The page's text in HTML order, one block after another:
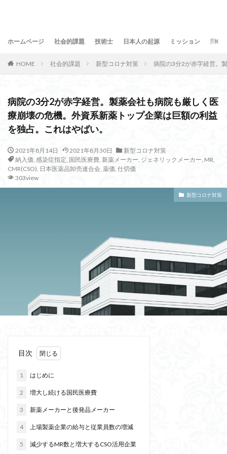
ホームページ 社会的課題 技術士 日本人の起源 ミッション 問合
HOME 社会的課題 新型コロナ対策 病院の3分2が赤字経営。
病院の3分2が赤字経営。製薬会社も病院も厳しく医
療崩壊の危機。外資系新薬トップ企業は巨額の利益
を独占。これはやばい。
2021年8月14日 2021年8月30日
新型コロナ対策
納入価, 感染症指定, 国民医療費, 新薬メーカー, ジェネリックメーカー, MR,
CMR(CSO), 日本医薬品卸売連合会, 薬価, 仕切価
303view
新型コロナ対策
目次
1 はじめに
2 増大し続ける国民医療費
3 新薬メーカーと後発品メーカー
4 上場製薬企業の給与と従業員数の増減
5 減少するMR数と増大するCSO活用企業